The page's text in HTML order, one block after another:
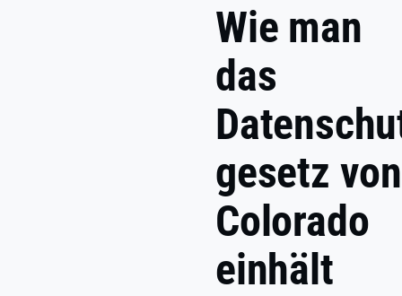
Wie man
das
gesetz von
Colorado
einhält